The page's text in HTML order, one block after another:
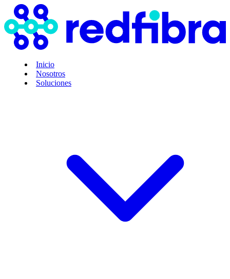
Inicio
Nosotros
Soluciones